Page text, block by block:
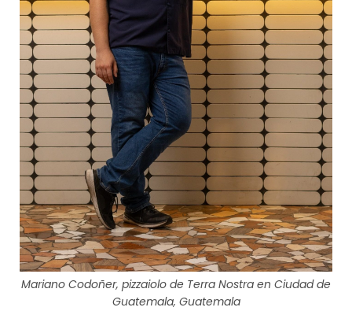
Mariano Codoñer, pizzaiolo de Terra Nostra en Ciudad de
Guatemala, Guatemala